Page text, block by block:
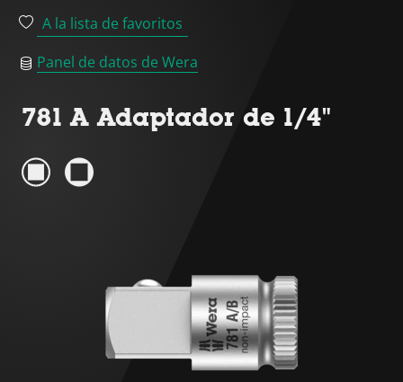
A la lista de favoritos
Panel de datos de Wera
781 A Adaptador de 1/4"